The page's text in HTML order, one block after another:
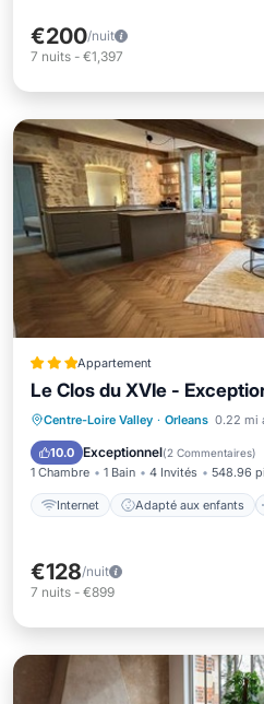
€200/nuit
7 nuits - €1,397
Appartement
Le Clos du XVIe -
Centre-Loire Valley · Orleans 0.22 mi
10.0 Exceptionnel(2 Commentaires)
1 Chambre 1 Bain 4 Invités 548.96
Internet Adapté aux enfants
Internet
Adapté
Sécurité/Sûreté
€128/nuit
7 nuits - €899